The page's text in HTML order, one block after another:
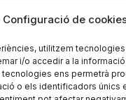
Configuració de
utilitzem
i/o accedir a la
ens permetrà
o els identificadors únics